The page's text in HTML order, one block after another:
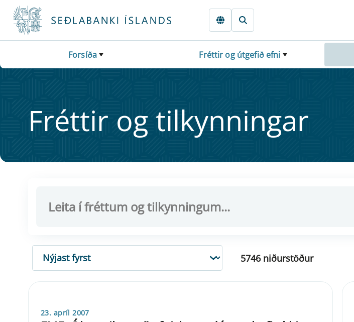
Fara beint í Meginmál
Forsíða Fréttir og útgefið efni
Frétt­ir og til­kynn­ing­ar
RÖÐUN
5746 niðurstöður
23. apríl 2007